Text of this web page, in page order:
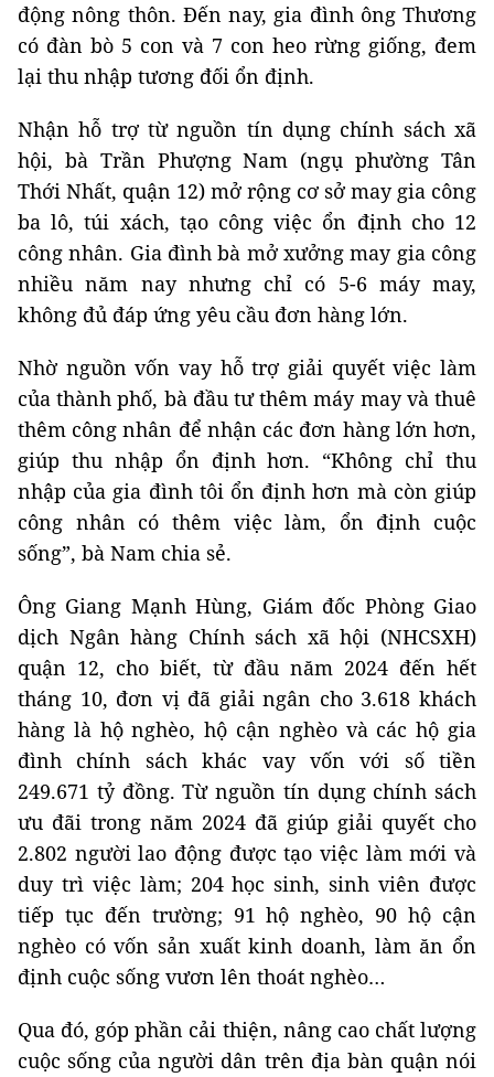
động nông thôn. Đến nay, gia đình ông Thương
có đàn bò 5 con và 7 con heo rừng giống, đem
lại thu nhập tương đối ổn định.
Nhận hỗ trợ từ nguồn tín dụng chính sách xã
hội, bà Trần Phượng Nam (ngụ phường Tân
Thới Nhất, quận 12) mở rộng cơ sở may gia công
ba lô, túi xách, tạo công việc ổn định cho 12
công nhân. Gia đình bà mở xưởng may gia công
nhiều năm nay nhưng chỉ có 5-6 máy may,
không đủ đáp ứng yêu cầu đơn hàng lớn.
Nhờ nguồn vốn vay hỗ trợ giải quyết việc làm
của thành phố, bà đầu tư thêm máy may và thuê
thêm công nhân để nhận các đơn hàng lớn hơn,
giúp thu nhập ổn định hơn. “Không chỉ thu
nhập của gia đình tôi ổn định hơn mà còn giúp
công nhân có thêm việc làm, ổn định cuộc
sống”, bà Nam chia sẻ.
Ông Giang Mạnh Hùng, Giám đốc Phòng Giao
dịch Ngân hàng Chính sách xã hội (NHCSXH)
quận 12, cho biết, từ đầu năm 2024 đến hết
tháng 10, đơn vị đã giải ngân cho 3.618 khách
hàng là hộ nghèo, hộ cận nghèo và các hộ gia
đình chính sách khác vay vốn với số tiền
249.671 tỷ đồng. Từ nguồn tín dụng chính sách
ưu đãi trong năm 2024 đã giúp giải quyết cho
2.802 người lao động được tạo việc làm mới và
duy trì việc làm; 204 học sinh, sinh viên được
tiếp tục đến trường; 91 hộ nghèo, 90 hộ cận
nghèo có vốn sản xuất kinh doanh, làm ăn ổn
định cuộc sống vươn lên thoát nghèo…
Qua đó, góp phần cải thiện, nâng cao chất lượng
cuộc sống của người dân trên địa bàn quận nói